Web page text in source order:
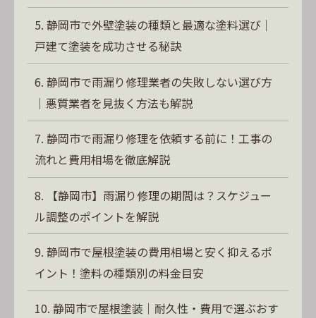
静岡市で外壁塗装の種類と最適な塗料選び｜
戸建て塗装を成功させる秘訣
静岡市で雨漏り修理業者の失敗しない選び方
｜悪質業者を見抜く方法も解説
静岡市で雨漏り修理を依頼する前に！工事の
流れと費用相場を徹底解説
【静岡市】雨漏り修理の期間は？スケジュー
ル調整のポイントを解説
静岡市で屋根塗装の費用相場と安く抑えるポ
イント！塗料の種類別の料金目安
静岡市で屋根塗装｜耐久性・費用で選ぶおす